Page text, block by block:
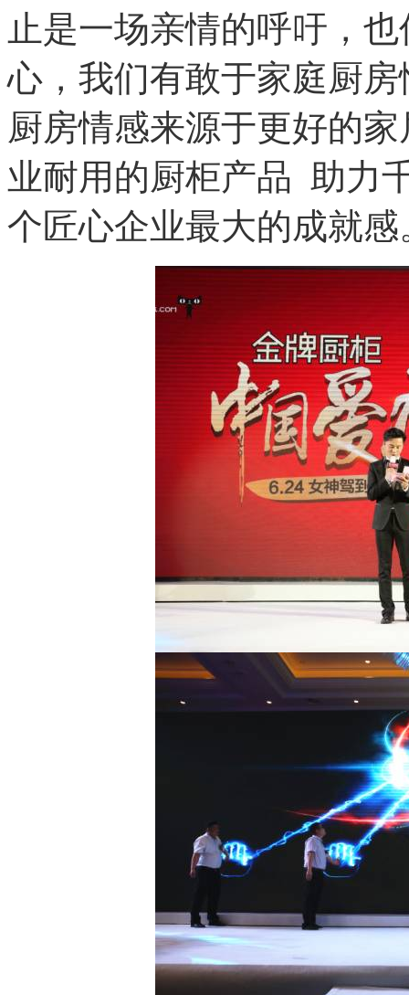
止是一场亲情的呼吁
心，我们有敢于家庭厨
厨房情感来源于更好的
业耐用的厨柜产品 助力
个匠心企业最大的成就感